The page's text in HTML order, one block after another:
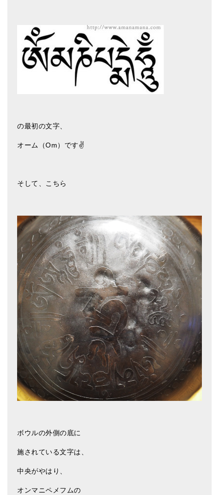
の最初の文字、
オーム（Om）です✌️
そして、こちら
ボウルの外側の底に
施されている文字は、
中央がやはり、
オンマニペメフムの